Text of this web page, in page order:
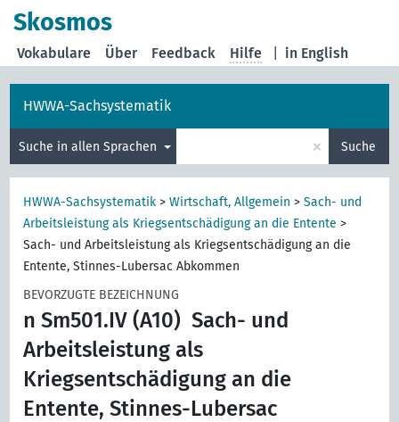
Skosmos
in English
Vokabulare Über Feedback Hilfe
HWWA-Sachsystematik
Suche in allen Sprachen × Suche
HWWA-Sachsystematik >Wirtschaft, Allgemein >Sach- und
Arbeitsleistung als Kriegsentschädigung an die Entente >
Sach- und Arbeitsleistung als Kriegsentschädigung an die
Entente, Stinnes-Lubersac Abkommen
BEVORZUGTE BEZEICHNUNG
n Sm501.IV (A10) Sach- und
Arbeitsleistung als
Kriegsentschädigung an die
Entente, Stinnes-Lubersac